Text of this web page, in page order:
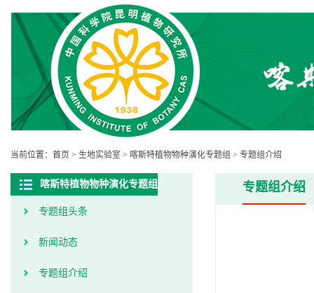
当前位置： 首页 > 生地实验室 > 喀斯特植物物种演化专题组 > 专题组介绍
喀斯特植物物种演化专题组
专题组头条
新闻动态
专题组介绍
专题组介绍